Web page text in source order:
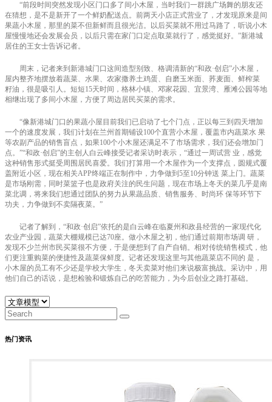
“前段时间突然发现小区门口多了间小木屋，当时我们一群跳广场舞的朋友还
在猜想，是不是新开了一个鲜奶配送点。前两天小店正式营业了，才发现原来是间
果蔬小木屋，那里的菜不但新鲜而且很光洁。以后买菜就不用过马路了，听说小木
屋慢慢地还会发展会员，以后只需在家门口定点取菜就行了，感觉挺好。”新港城
居住的王女士告诉记者。
周末，记者来到新港城门口这间造型别致、格调清新的“和政·创启”小木屋，
屋内整齐地摆放着蔬菜、水果、农家撒养土鸡蛋、自磨玉米面、荞麦面、鲜榨菜
籽油，很是吸引人。短短15天时间，格林小镇、邓家花园、宜景湾、雁滩公园等地
相继出现了多间小木屋，方便了周边居民买菜的需求。
“像新港城门口的果蔬小屋目前我们已启动了七个门点，正以每三到四天增加
一个的速度发展，我们计划在兰州首期铺设100个直营小木屋，覆盖市内蔬菜水 果
等农副产品的销售盲点，如果100个小木屋还满足不了市场需求，我们还会增加门
点。”“和政·创启”的主创人白云峰接受记者采访时表示，“通过一周试营 业，感觉
这种销售形式挺受周围居民喜爱。我们打算用一个木屋作为一个支撑点，圆规式覆
盖附近小区，现在相关APP终端正在制作中，力争做到5至10分钟送 菜上门。蔬菜
是市场刚需，同时菜篮子也是政府关注的民生问题，现在市场上冬天的菜几乎是南
菜北调，将来我们想通过团队的努力从果蔬品质、销售服务、时尚环 保等环节下
功夫，力争做到不卖隔夜菜。”
记者了解到，“和政·创启”依托的是白云峰在临夏州和政县经营的一家现代化
农业产业园，蔬菜大棚规模已达70座。做小木屋之初，他们通过前期市场调 研，
发现不少兰州市民买菜很不方便，于是便想到了自产自销。相对传统销售模式，他
们更注重购菜的便捷性及蔬菜保鲜度。记者还发现这里与其他蔬菜店不同的 是，
小木屋的员工有不少还是学校大学生，冬天卖菜对他们来说极富挑战。采访中，用
他们自己的话说，是想检验和锻炼自己的吃苦能力，为今后创业之路打基础。
热门资讯